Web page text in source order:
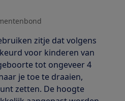
zitje dat volgens
voor kinderen van
tot ongeveer 4
je toe te draaien,
zetten. De hoogte